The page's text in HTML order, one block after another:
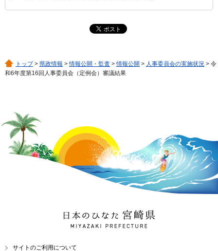
トップ> 県政情報 >情報公開・監査 >情報公開 > 人事委員会の実施状況 > 令
和6年度第16回人事委員会（定例会）審議結果
日本のひなた 宮崎県
MIYAZAKI PREFECTURE
サイトのご利用について